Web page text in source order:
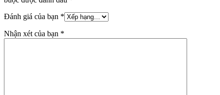
Đánh giá của bạn *
Nhận xét của bạn *